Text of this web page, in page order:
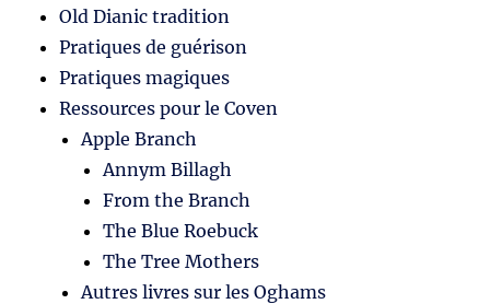
Old Dianic tradition
Pratiques de guérison
Pratiques magiques
Ressources pour le Coven
Apple Branch
Annym Billagh
From the Branch
The Blue Roebuck
The Tree Mothers
Autres livres sur les Oghams